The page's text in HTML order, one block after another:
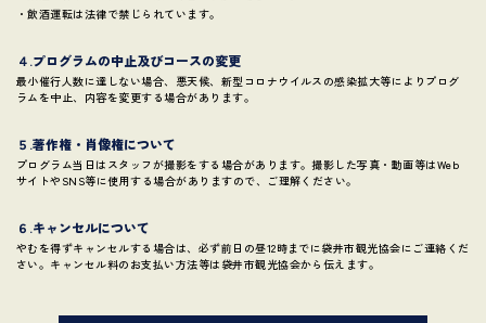
・飲酒運転は法律で禁じられています。
４.プログラムの中止及びコースの変更
最小催行人数に達しない場合、悪天候、新型コロナウイルスの感染拡大等によりプログ
ラムを中止、内容を変更する場合があります。
５.著作権・肖像権について
プログラム当日はスタッフが撮影をする場合があります。撮影した写真・動画等はWeb
サイトやSNS等に使用する場合がありますので、ご理解ください。
６.キャンセルについて
やむを得ずキャンセルする場合は、必ず前日の昼12時までに袋井市観光協会にご連絡くだ
さい。キャンセル料のお支払い方法等は袋井市観光協会から伝えます。